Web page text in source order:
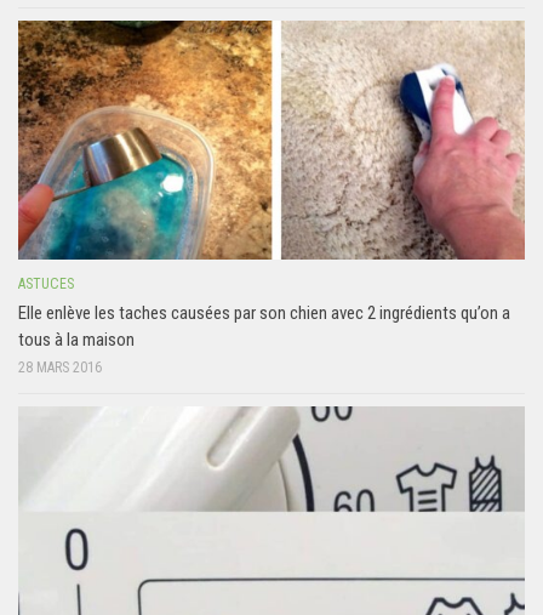
ASTUCES
Elle enlève les taches causées par son chien avec 2 ingrédients qu’on a
tous à la maison
28 MARS 2016